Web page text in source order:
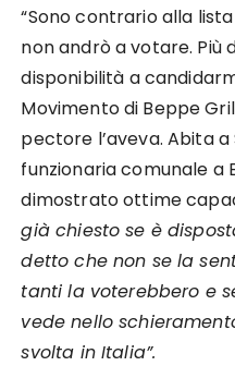
“Sono contrario alla
non andrò a votare. Più
disponibilità a
Movimento di Beppe
pectore l’aveva. Abita
funzionaria comunale a
dimostrato ottime
già chiesto se è
detto che non se la
tanti la voterebbero e
vede nello
svolta in Italia”.